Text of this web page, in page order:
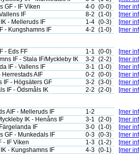
GF - IF Viken 4-0 (0-0)
[mer
IF 8-2 (1-0)
[mer
- Melleruds IF 1-4 (0-3)
[mer
- Kungshamns IF 4-2 (1-0) [mer
- Eds FF 1-1 (0-0)
[mer
IF - Stala IF/Myckleby IK 3-2 (2-2)
[mer
IF - Vallens IF 3-1 (1-0)
[mer
Herrestads AIF 0-2 (0-0)
[mer
IF - Högsäters GF 3-2 (3-0)
[mer
IF - Ödsmåls IK 2-2 (2-0) [mer
AIF - Melleruds IF 1-2
[mer
IK - Henåns IF 3-1 (2-0)
[mer
IF 3-0 (1-0)
[mer
GF - Munkedals IF 0-3 (0-3)
[mer
- IF Viken 1-3 (1-2)
[mer
- Kungshamns IF 4-3 (0-1) [mer